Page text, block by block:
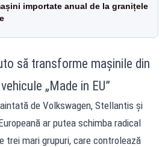
importate anual de la granițele
să transforme mașinile din
„Made in EU”
de Volkswagen, Stellantis și
ar putea schimba radical
trei mari grupuri, care controlează